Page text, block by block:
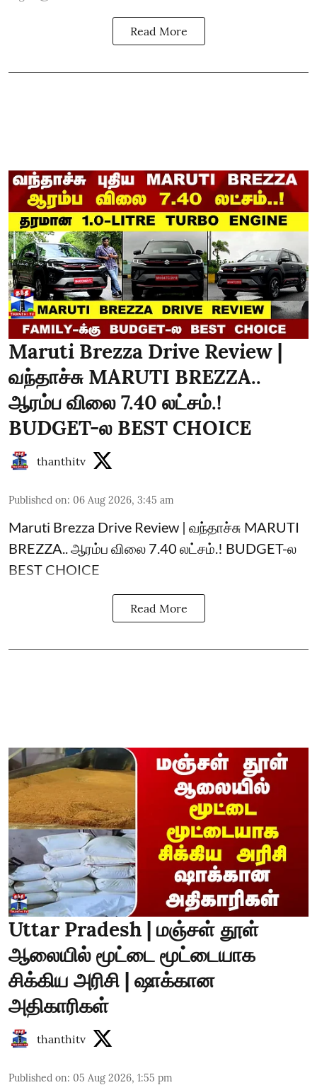
Read More
Maruti Brezza Drive Review |
வந்தாச்சு MARUTI BREZZA..
ஆரம்ப விலை 7.40 லட்சம்.!
BUDGET-ல BEST CHOICE
thanthitv
Published on: 06 Aug 2026, 3:45 am
Maruti Brezza Drive Review | வந்தாச்சு MARUTI
BREZZA.. ஆரம்ப விலை 7.40 லட்சம்.! BUDGET-ல
BEST CHOICE
Read More
Uttar Pradesh | மஞ்சள் தூள்
ஆலையில் மூட்டை மூட்டையாக
சிக்கிய அரிசி | ஷாக்கான
அதிகாரிகள்
thanthitv
Published on: 05 Aug 2026, 1:55 pm